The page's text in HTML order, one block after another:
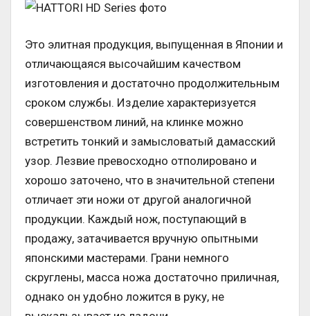
Это элитная продукция, выпущенная в Японии и
отличающаяся высочайшим качеством
изготовления и достаточно продолжительным
сроком службы. Изделие характеризуется
совершенством линий, на клинке можно
встретить тонкий и замысловатый дамасский
узор. Лезвие превосходно отполировано и
хорошо заточено, что в значительной степени
отличает эти ножи от другой аналогичной
продукции. Каждый нож, поступающий в
продажу, затачивается вручную опытными
японскими мастерами. Грани немного
скруглены, масса ножа достаточно приличная,
однако он удобно ложится в руку, не